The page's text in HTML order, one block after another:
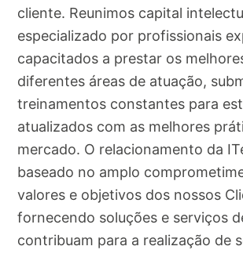
cliente. Reunimos capital
especializado por profissionais
capacitados a prestar os
diferentes áreas de atuação,
treinamentos constantes para
atualizados com as melhores
mercado. O relacionamento da
baseado no amplo
valores e objetivos dos nossos
fornecendo soluções e serviços
contribuam para a realização de